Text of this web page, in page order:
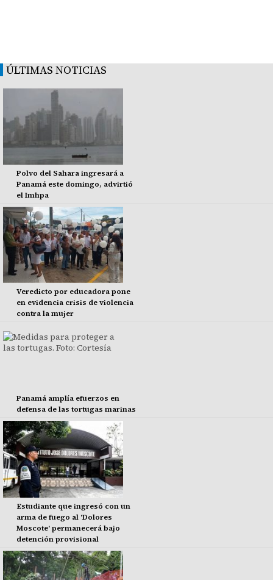
ÚLTIMAS NOTICIAS
Polvo del Sahara ingresará a
Panamá este domingo, advirtió
el Imhpa
Veredicto por educadora pone
en evidencia crisis de violencia
contra la mujer
Panamá amplía efuerzos en
defensa de las tortugas marinas
Estudiante que ingresó con un
arma de fuego al 'Dolores
Moscote' permanecerá bajo
detención provisional